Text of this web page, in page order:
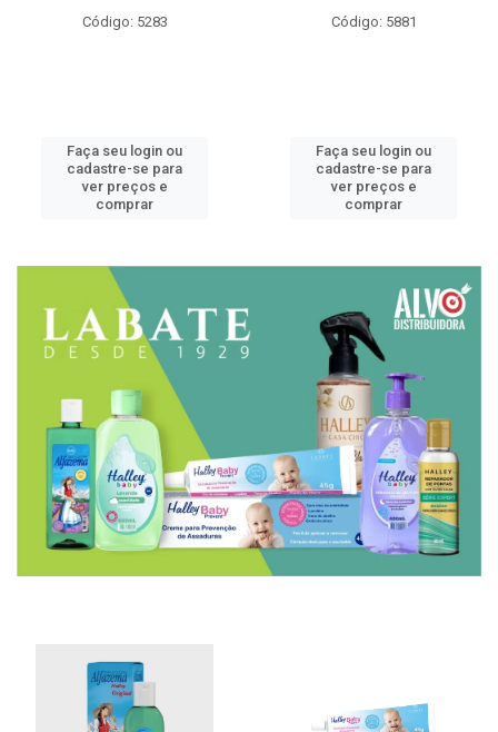
Código: 5283
Faça seu login ou
cadastre-se para
ver preços e
comprar
Código: 5881
Faça seu login ou
cadastre-se para
ver preços e
comprar